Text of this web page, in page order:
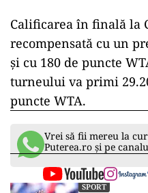
Calificarea în finală la
recompensată cu un
şi cu 180 de puncte
turneului va primi
puncte WTA.
Vrei să fii mereu la
Puterea.ro și pe
SPORT